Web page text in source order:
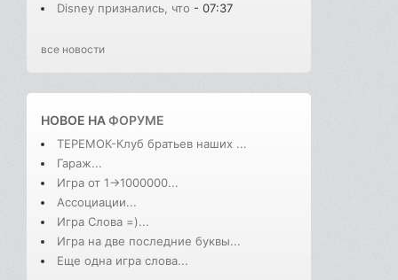
Disney признались, что - 07:37
все новости
НОВОЕ НАФОРУМЕ
ТЕРЕМОК-Клуб братьев наших ...
Гараж...
Игра от 1->1000000...
Ассоциации...
Игра Слова =)...
Игра на две последние буквы...
Еще одна игра слова...